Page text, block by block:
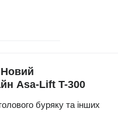
Asa-Lift T-300
буряку та інших